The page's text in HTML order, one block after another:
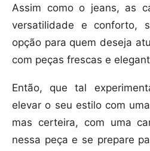
Assim como o jeans, as
versatilidade e conforto,
opção para quem deseja
com peças frescas e
Então, que tal
elevar o seu estilo com
mas certeira, com uma
nessa peça e se prepare